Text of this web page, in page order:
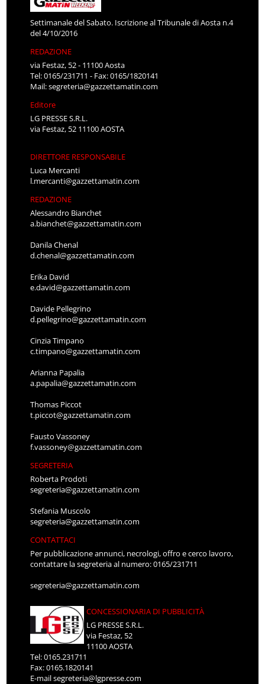
Settimanale del Sabato. Iscrizione al Tribunale di Aosta n.4
del 4/10/2016
REDAZIONE
via Festaz, 52 - 11100 Aosta
Tel: 0165/231711 - Fax: 0165/1820141
Mail:segreteria@gazzettamatin.com
Editore
LG PRESSE S.R.L.
via Festaz, 52 11100 AOSTA
DIRETTORE RESPONSABILE
Luca Mercanti
l.mercanti@gazzettamatin.com
REDAZIONE
Alessandro Bianchet
a.bianchet@gazzettamatin.com
Danila Chenal
d.chenal@gazzettamatin.com
Erika David
e.david@gazzettamatin.com
Davide Pellegrino
d.pellegrino@gazzettamatin.com
Cinzia Timpano
c.timpano@gazzettamatin.com
Arianna Papalia
a.papalia@gazzettamatin.com
Thomas Piccot
t.piccot@gazzettamatin.com
Fausto Vassoney
f.vassoney@gazzettamatin.com
SEGRETERIA
Roberta Prodoti
segreteria@gazzettamatin.com
Stefania Muscolo
segreteria@gazzettamatin.com
CONTATTACI
Per pubblicazione annunci, necrologi, offro e cerco lavoro,
contattare la segreteria al numero: 0165/231711
segreteria@gazzettamatin.com
CONCESSIONARIA DI PUBBLICITÀ
LG PRESSE S.R.L.
via Festaz, 52
11100 AOSTA
Tel: 0165.231711
Fax: 0165.1820141
E-mailsegreteria@lgpresse.com